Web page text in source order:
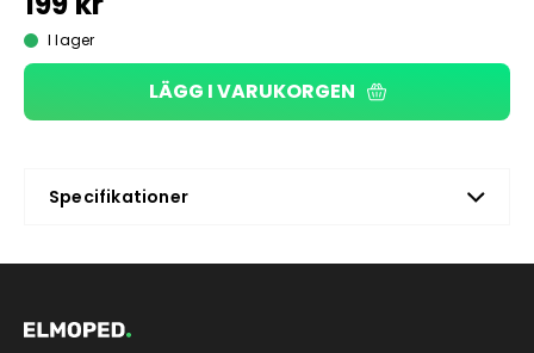
I lager
LÄGG I VARUKORGEN
Specifikationer